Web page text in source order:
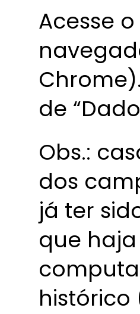
Acesse
de
Obs.:
dos
já ter
que